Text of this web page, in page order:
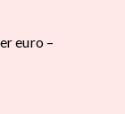
euro –